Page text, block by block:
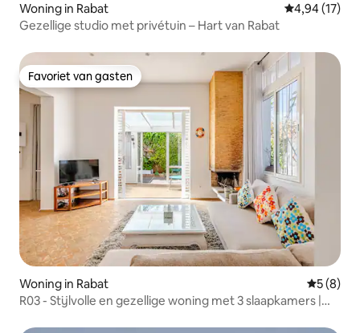
Woning in Rabat Gemiddelde
4,94 (17)
Gezellige studio met privétuin – Hart van Rabat
Favoriet van gasten
Favoriet van gasten
Woning in Rabat
5 (8)
R03 - Stijlvolle en gezellige woning met 3 slaapkamers |